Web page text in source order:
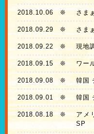
2018.10.06 ❊ さま
2018.09.29 ❊ さま
2018.09.22 ❊ 現地
2018.09.15 ❊ ワー
2018.09.08 ❊ 韓国
2018.09.01 ❊ 韓国
2018.08.18❊
アメ
SP